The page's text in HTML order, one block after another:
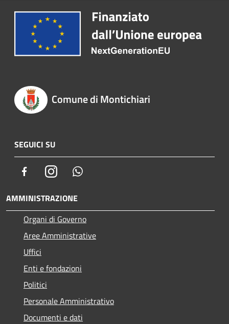
Comune di Montichiari
SEGUICI SU
FacebookInstagram
AMMINISTRAZIONE
Organi di Governo
Aree Amministrative
Uffici
Enti e fondazioni
Politici
Personale Amministrativo
Documenti e dati